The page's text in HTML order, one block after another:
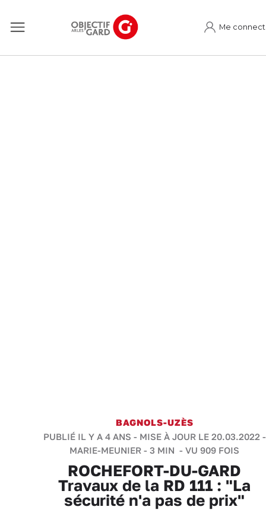
Me
BAGNOLS-UZÈS
PUBLIÉ IL Y A 4 ANS - MISE À JOUR LE 20.03.2022 -
MARIE-MEUNIER - 3 MIN - VU 909 FOIS
ROCHEFORT-DU-GARD
Travaux de la RD 111 : "La
sécurité n'a pas de prix"